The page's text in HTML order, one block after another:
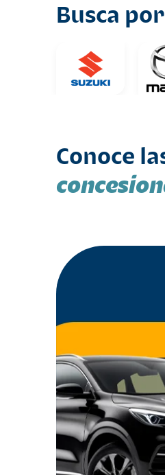
Busca
Conoce